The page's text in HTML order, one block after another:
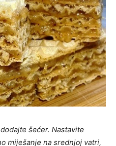
šećer. Nastavite
miješanje na srednjoj vatri,